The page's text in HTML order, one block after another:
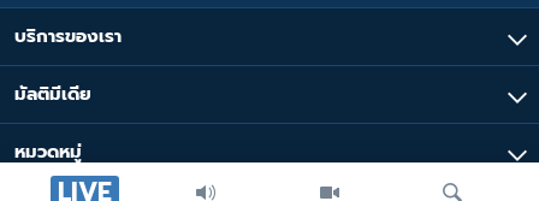
LIVE
บริการของเรา
มัลติมีเดีย
หมวดหมู่